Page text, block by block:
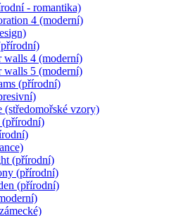
- romantika)
4 (moderní)
walls 4 (moderní)
walls 5 (moderní)
(přírodní)
(středomořské vzory)
(přírodní)
(přírodní)
(přírodní)